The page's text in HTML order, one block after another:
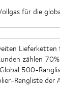
für die
Lieferketten
zählen
500-
Rangliste der